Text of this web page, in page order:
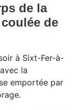
de la
de
à Sixt-Fer-à-
la
emportée par